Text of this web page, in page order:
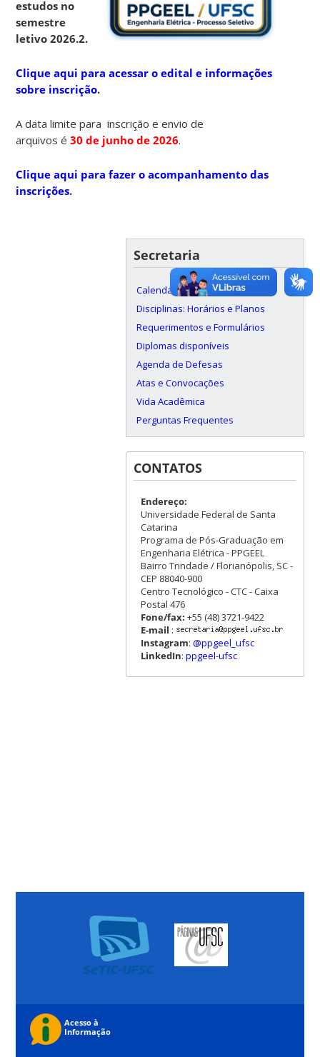
estudos no
semestre
letivo 2026.2.
Clique aqui para acessar o edital e informações
sobre inscrição.
A data limite para inscrição e envio de
arquivos é30de junho de 2026.
Clique aqui para fazer o acompanhamento das
inscrições.
Secretaria
Calendário Acadêmico
Disciplinas: Horários e Planos
Requerimentos e Formulários
Diplomas disponíveis
Agenda de Defesas
Atas e Convocações
Vida Acadêmica
Perguntas Frequentes
CONTATOS
Endereço:
Universidade Federal de Santa
Catarina
Programa de Pós-Graduação em
Engenharia Elétrica - PPGEEL
Bairro Trindade / Florianópolis, SC -
CEP 88040-900
Centro Tecnológico - CTC - Caixa
Postal 476
Fone/fax: +55 (48) 3721-9422
E-mail :
Instagram: @ppgeel_ufsc
LinkedIn: ppgeel-ufsc